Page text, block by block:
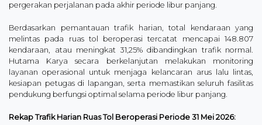
pergerakan perjalanan pada akhir periode libur panjang.
Berdasarkan pemantauan trafik harian, total kendaraan yang
melintas pada ruas tol beroperasi tercatat mencapai 148.807
kendaraan, atau meningkat 31,25% dibandingkan trafik normal.
Hutama Karya secara berkelanjutan melakukan monitoring
layanan operasional untuk menjaga kelancaran arus lalu lintas,
kesiapan petugas di lapangan, serta memastikan seluruh fasilitas
pendukung berfungsi optimal selama periode libur panjang.
Rekap Trafik Harian Ruas Tol Beroperasi Periode 31 Mei 2026: